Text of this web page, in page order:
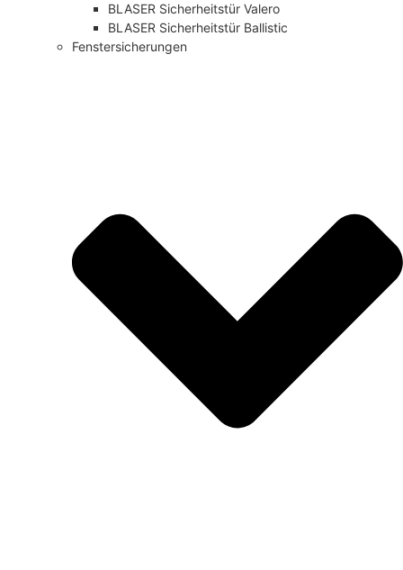
BLASER Sicherheitstür Valero
BLASER Sicherheitstür Ballistic
Fenstersicherungen